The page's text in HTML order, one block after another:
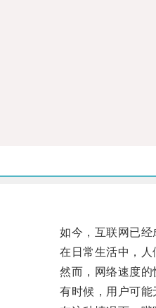
如今，互联网已经
在日常生活中，人们
然而，网络速度的
有时候，用户可能无